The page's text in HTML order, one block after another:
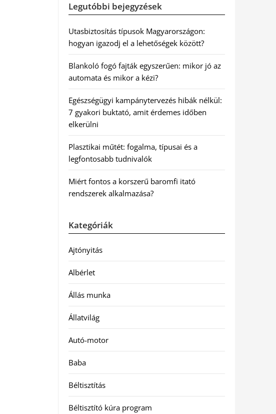
Legutóbbi bejegyzések
Utasbiztosítás típusok Magyarországon:
hogyan igazodj el a lehetőségek között?
Blankoló fogó fajták egyszerűen: mikor jó az
automata és mikor a kézi?
Egészségügyi kampánytervezés hibák nélkül:
7 gyakori buktató, amit érdemes időben
elkerülni
Plasztikai műtét: fogalma, típusai és a
legfontosabb tudnivalók
Miért fontos a korszerű baromfi itató
rendszerek alkalmazása?
Kategóriák
Ajtónyitás
Albérlet
Állás munka
Állatvilág
Autó-motor
Baba
Béltisztítás
Béltisztító kúra program